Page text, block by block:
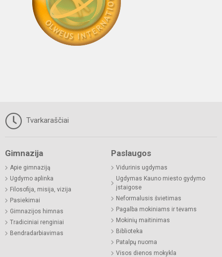
Tvarkaraščiai
Gimnazija
Apie gimnaziją
Ugdymo aplinka
Filosofija, misija, vizija
Pasiekimai
Gimnazijos himnas
Tradiciniai renginiai
Bendradarbiavimas
Paslaugos
Vidurinis ugdymas
Ugdymas Kauno miesto gydymo
įstaigose
Neformalusis švietimas
Pagalba mokiniams ir tėvams
Mokinių maitinimas
Biblioteka
Patalpų nuoma
Visos dienos mokykla